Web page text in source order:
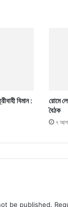
বিমান :
রোমে
বৈঠক
৭
be published.